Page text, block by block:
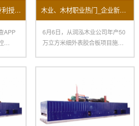
弘亚数控取得外观规划专利授权：“数控四边锯”
APP
木业、木材职业热门_企业新闻-木业网
6月6日，从润泓木业公司年产50
万立方米细外表胶合板项目施工